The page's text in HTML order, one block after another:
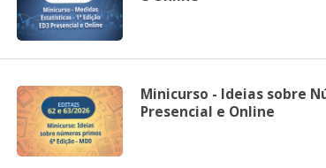
Minicurso - Ideias sobre
Presencial e Online